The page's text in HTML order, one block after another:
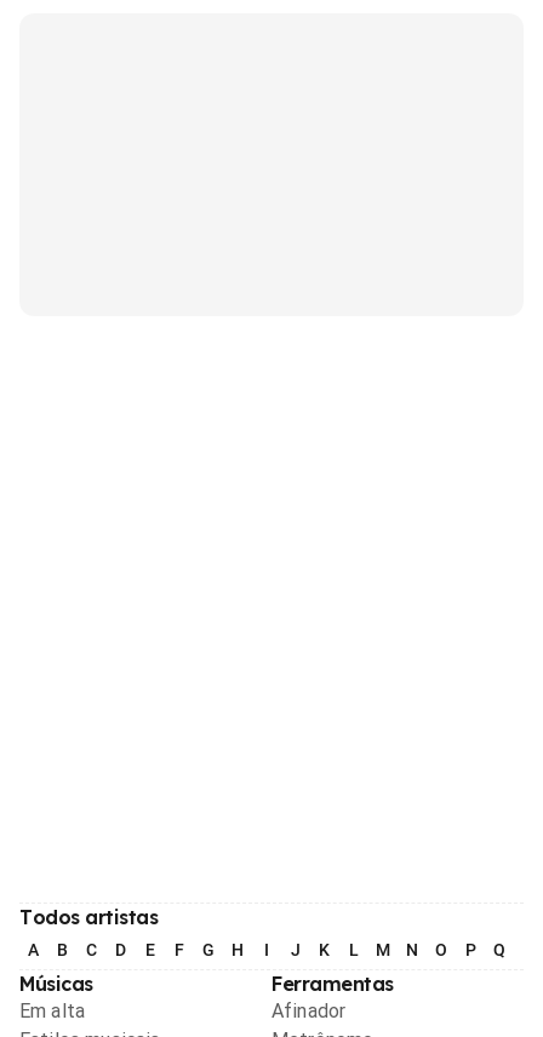
Todos artistas
A B C D E F G H I J K L M N O P Q
Músicas
Em alta
Ferramentas
Afinador